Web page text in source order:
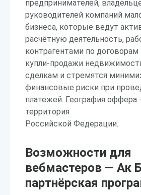
предпринимателей,
руководителей компаний
бизнеса, которые ведут
расчётную деятельность,
контрагентами по договорам
купли-продажи
сделкам и стремятся
финансовые риски при
платежей. География оффера
территория
Российской Федерации.
Возможности для
вебмастеров — Ак
партнёрская